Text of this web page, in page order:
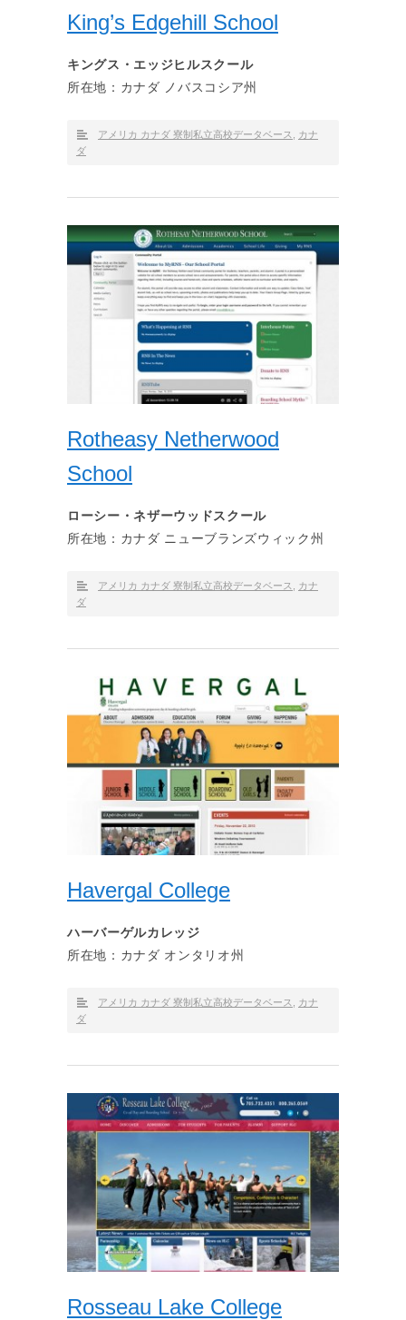
King’s Edgehill School
キングス・エッジヒルスクール
所在地：カナダ ノバスコシア州
アメリカ カナダ 寮制私立高校データベース
カナ
ダ
Rotheasy Netherwood
School
ローシー・ネザーウッドスクール
所在地：カナダ ニューブランズウィック州
アメリカ カナダ 寮制私立高校データベース
カナ
ダ
Havergal College
ハーバーゲルカレッジ
所在地：カナダ オンタリオ州
アメリカ カナダ 寮制私立高校データベース
カナ
ダ
Rosseau Lake College